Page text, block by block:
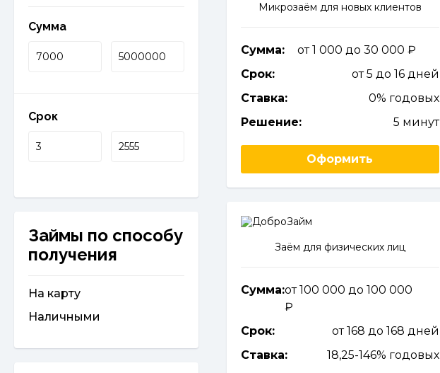
Сумма
Срок
Займы по способу
получения
На карту
Наличными
Микрозаём для новых клиентов
Сумма:
от 1 000 до 30 000
Срок:
от 5 до 16 дней
Ставка:
0% годовых
Решение:
5 минут
Оформить
Заём для физических лиц
Сумма:от 100 000 до 100 000
Срок:
от 168 до 168 дней
Ставка:
18,25-146% годовых